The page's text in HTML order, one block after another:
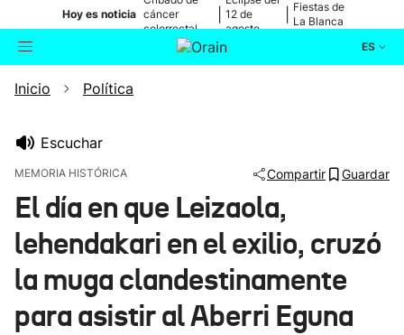
Hoy es noticia cáncer
colorrectal
12 de
agosto
Fiestas de
La Blanca
ES
Buscador
Ikusmiran
Eguraldia
Inicio Política
Escuchar
MEMORIA HISTÓRICA Compartir Guardar
El día en que Leizaola,
lehendakari en el exilio, cruzó
la muga clandestinamente
para asistir al Aberri Eguna